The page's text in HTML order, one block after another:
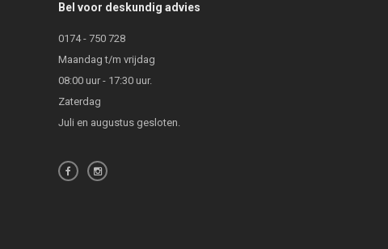
Bel voor deskundig advies
0174 - 750 728
Maandag t/m vrijdag
08:00 uur - 17:30 uur.
Zaterdag
Juli en augustus gesloten.